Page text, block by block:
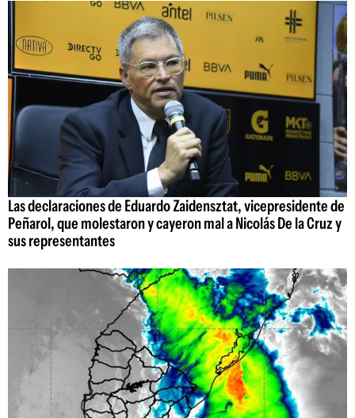
Las declaraciones de Eduardo Zaidensztat, vicepresidente de
Peñarol, que molestaron y cayeron mal a Nicolás De la Cruz y
sus representantes